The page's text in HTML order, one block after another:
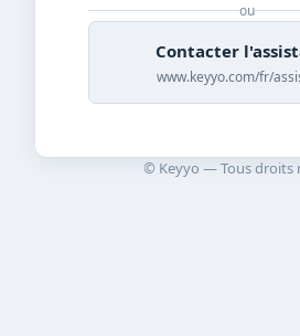
ou
Contacter
www.keyyo.com/fr/
© Keyyo — Tous droits